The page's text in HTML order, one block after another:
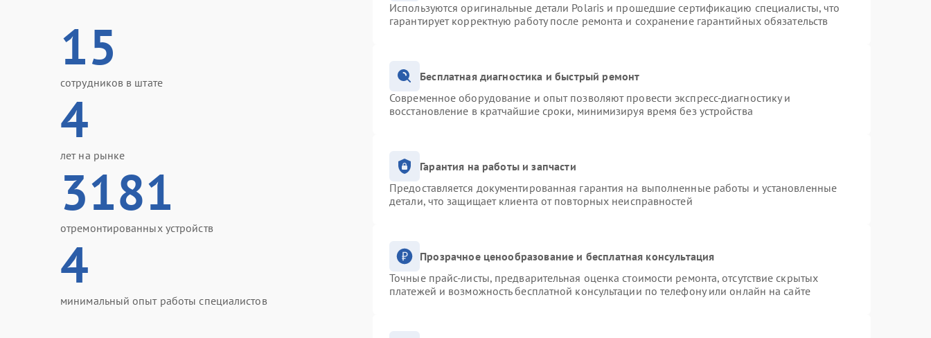
15
сотрудников в штате
4
лет на рынке
3181
отремонтированных устройств
4
минимальный опыт работы специалистов
Используются оригинальные детали Polaris и прошедшие сертификацию специалисты, что
гарантирует корректную работу после ремонта и сохранение гарантийных обязательств
Бесплатная диагностика и быстрый ремонт
Современное оборудование и опыт позволяют провести экспресс-диагностику и
восстановление в кратчайшие сроки, минимизируя время без устройства
Гарантия на работы и запчасти
Предоставляется документированная гарантия на выполненные работы и установленные
детали, что защищает клиента от повторных неисправностей
Прозрачное ценообразование и бесплатная консультация
Точные прайс-листы, предварительная оценка стоимости ремонта, отсутствие скрытых
платежей и возможность бесплатной консультации по телефону или онлайн на сайте